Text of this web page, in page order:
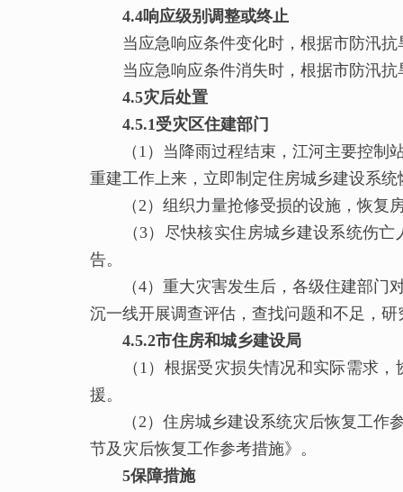
4.4响应级别调整或终止
当应急响应条件变化时，根据市防汛抗
当应急响应条件消失时，根据市防汛抗
4.5灾后处置
4.5.1受灾区住建部门
（1）当降雨过程结束，江河主要控制站
重建工作上来，立即制定住房城乡建设系
（2）组织力量抢修受损的设施，恢复房
（3）尽快核实住房城乡建设系统伤亡
告。
（4）重大灾害发生后，各级住建部门对
沉一线开展调查评估，查找问题和不足，
4.5.2市住房和城乡建设局
（1）根据受灾损失情况和实际需求，
援。
（2）住房城乡建设系统灾后恢复工作参
节及灾后恢复工作参考措施》。
5保障措施